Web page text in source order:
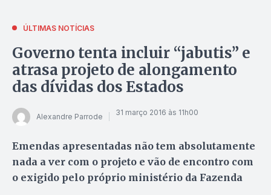
ÚLTIMAS NOTÍCIAS
Governo tenta incluir “jabutis” e
atrasa projeto de alongamento
das dívidas dos Estados
Alexandre Parrode 31 março 2016 às 11h00
Emendas apresentadas não tem absolutamente
nada a ver com o projeto e vão de encontro com
o exigido pelo próprio ministério da Fazenda